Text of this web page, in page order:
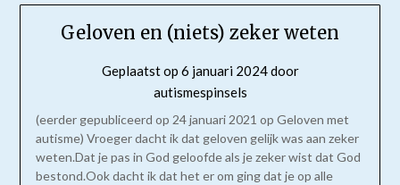
Geloven en (niets) zeker weten
Geplaatst op 6 januari 2024door
autismespinsels
(eerder gepubliceerd op 24 januari 2021 op Geloven met
autisme) Vroeger dacht ik dat geloven gelijk was aan zeker
weten.Dat je pas in God geloofde als je zeker wist dat God
bestond.Ook dacht ik dat het er om ging dat je op alle